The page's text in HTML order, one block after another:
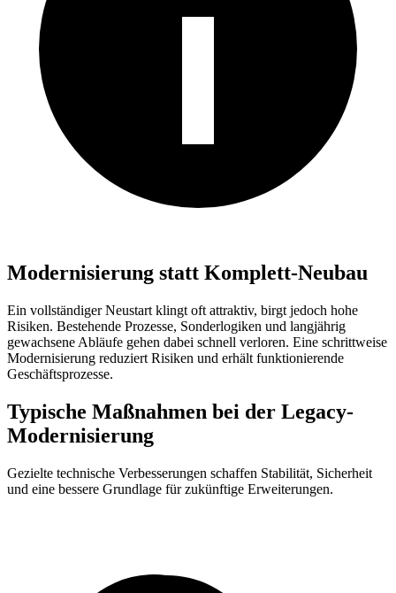
Modernisierung statt Komplett-Neubau
Ein vollständiger Neustart klingt oft attraktiv, birgt jedoch hohe
Risiken. Bestehende Prozesse, Sonderlogiken und langjährig
gewachsene Abläufe gehen dabei schnell verloren. Eine schrittweise
Modernisierung reduziert Risiken und erhält funktionierende
Geschäftsprozesse.
Typische Maßnahmen bei der Legacy-
Modernisierung
Gezielte technische Verbesserungen schaffen Stabilität, Sicherheit
und eine bessere Grundlage für zukünftige Erweiterungen.